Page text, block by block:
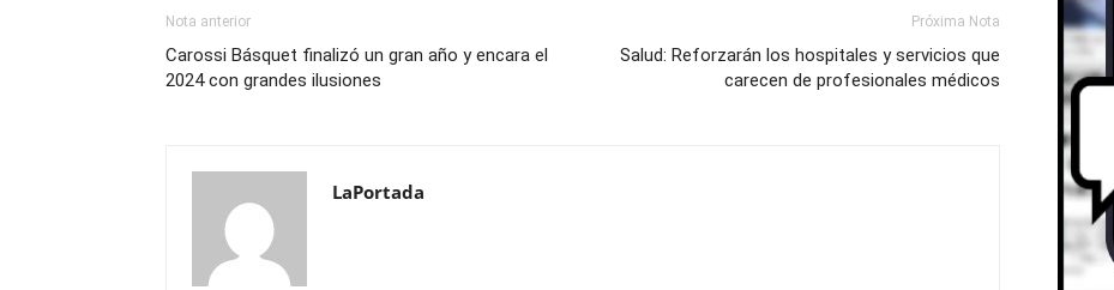
Nota anterior
Carossi Básquet finalizó un gran año y encara el
2024 con grandes ilusiones
Próxima Nota
Salud: Reforzarán los hospitales y servicios que
carecen de profesionales médicos
LaPortada